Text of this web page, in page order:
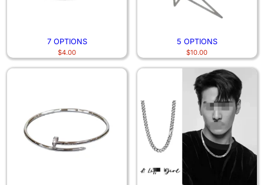
7 OPTIONS
$4.00
5 OPTIONS
$10.00